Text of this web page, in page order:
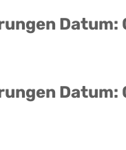
Datum: